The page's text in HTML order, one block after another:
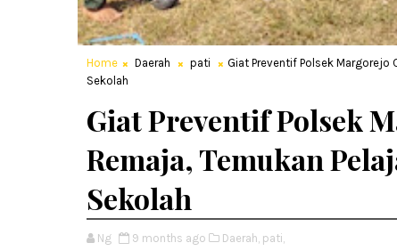
Home Daerah pati
Giat Preventif Polsek Margorejo
Sekolah
Giat Preventif Polsek
Remaja, Temukan
Sekolah
Ng 9 months ago Daerah, pati,